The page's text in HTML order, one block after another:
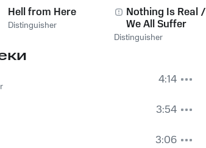
Hell from Here
Distinguisher
Nothing Is Real /
We All Suffer
Distinguisher
4:14
3:54
3:06